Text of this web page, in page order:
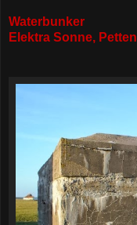
Waterbunker
Elektra Sonne, Petten